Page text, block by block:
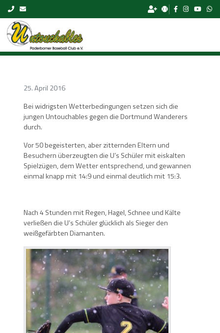
Skip to content
25. April 2016
Bei widrigsten Wetterbedingungen setzen sich die
jungen Untouchables gegen die Dortmund Wanderers
durch.
Vor 50 begeisterten, aber zitternden Eltern und
Besuchern überzeugten die U’s Schüler mit eiskalten
Spielzügen, dem Wetter entsprechend, und gewannen
einmal knapp mit 14:9 und einmal deutlich mit 15:3.
Nach 4 Stunden mit Regen, Hagel, Schnee und Kälte
verließen die U’s Schüler glücklich als Sieger den
weißgefärbten Diamanten.